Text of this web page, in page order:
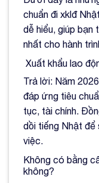
chuẩn đi xklđ
dễ hiểu, giúp bạn
nhất cho hành
Xuất khẩu lao
Trả lời: Năm
đáp ứng tiêu
tục, tài chính.
dồi tiếng Nhật để
việc.
Không có bằng
không?